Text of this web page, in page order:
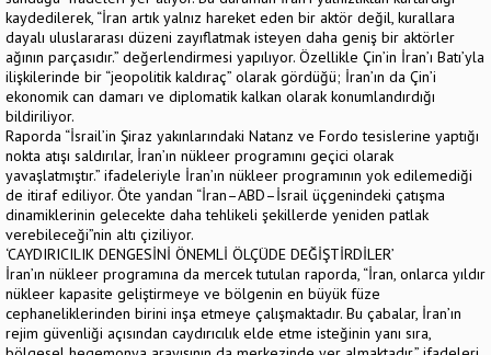
kaydedilerek, “İran artık yalnız hareket eden bir aktör değil, kurallara
dayalı uluslararası düzeni zayıflatmak isteyen daha geniş bir aktörler
ağının parçasıdır.” değerlendirmesi yapılıyor. Özellikle Çin’in İran’ı Batı’yla
ilişkilerinde bir “jeopolitik kaldıraç” olarak gördüğü; İran’ın da Çin’i
ekonomik can damarı ve diplomatik kalkan olarak konumlandırdığı
bildiriliyor.
Raporda “İsrail’in Şiraz yakınlarındaki Natanz ve Fordo tesislerine yaptığı
nokta atışı saldırılar, İran’ın nükleer programını geçici olarak
yavaşlatmıştır.” ifadeleriyle İran’ın nükleer programının yok edilemediği
de itiraf ediliyor. Öte yandan “İran–ABD–İsrail üçgenindeki çatışma
dinamiklerinin gelecekte daha tehlikeli şekillerde yeniden patlak
verebileceği”nin altı çiziliyor.
‘CAYDIRICILIK DENGESİNİ ÖNEMLİ ÖLÇÜDE DEĞİŞTİRDİLER’
İran’ın nükleer programına da mercek tutulan raporda, “İran, onlarca yıldır
nükleer kapasite geliştirmeye ve bölgenin en büyük füze
cephaneliklerinden birini inşa etmeye çalışmaktadır. Bu çabalar, İran’ın
rejim güvenliği açısından caydırıcılık elde etme isteğinin yanı sıra,